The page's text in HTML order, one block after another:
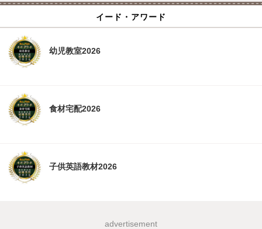
イード・アワード
幼児教室2026
食材宅配2026
子供英語教材2026
advertisement